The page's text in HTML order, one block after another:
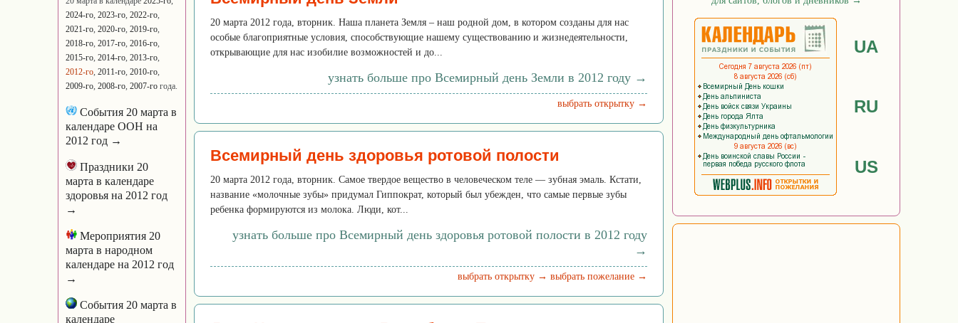
2024-го, 2023-го, 2022-го,
2021-го, 2020-го, 2019-го,
2018-го, 2017-го, 2016-го,
2015-го, 2014-го, 2013-го,
2012-го, 2011-го, 2010-го,
2009-го, 2008-го, 2007-го года.
События 20 марта в
календаре ООН на
2012 год →
Праздники 20
марта в календаре
здоровья на 2012 год
→
Мероприятия 20
марта в народном
календаре на 2012 год
→
События 20 марта в
календаре
20 марта 2012 года, вторник. Наша планета Земля – наш родной дом, в котором созданы для нас
особые благоприятные условия, способствующие нашему существованию и жизнедеятельности,
открывающие для нас изобилие возможностей и до...
узнать больше про Всемирный день Земли в 2012 году →
выбрать открытку →
Всемирный день здоровья ротовой полости
20 марта 2012 года, вторник. Самое твердое вещество в человеческом теле — зубная эмаль. Кстати,
название «молочные зубы» придумал Гиппократ, который был убежден, что самые первые зубы
ребенка формируются из молока. Люди, кот...
узнать больше про Всемирный день здоровья ротовой полости в 2012 году
→
выбрать открытку → выбрать пожелание →
UA
RU
US